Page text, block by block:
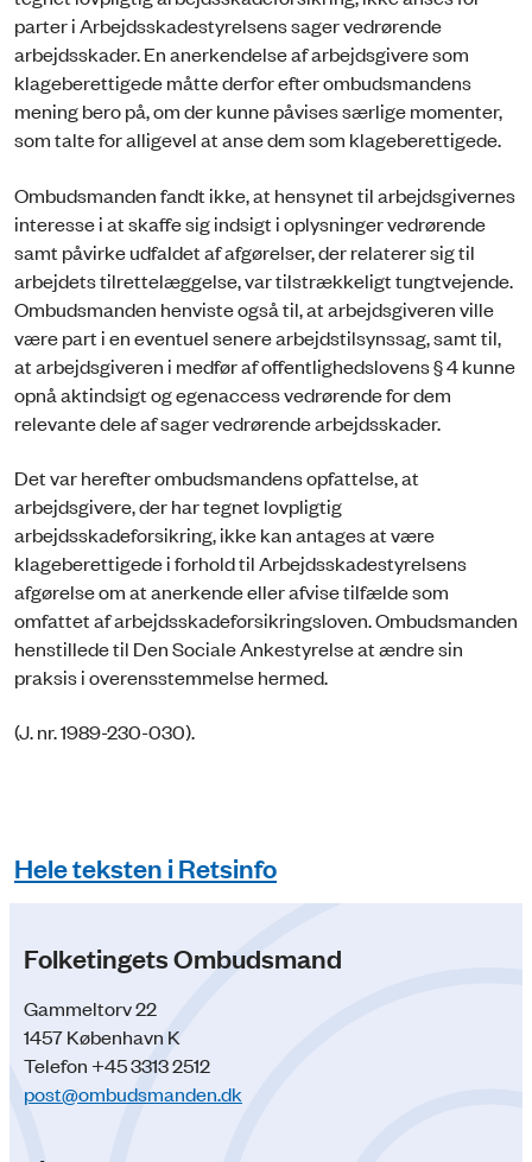
parter i Arbejdsskadestyrelsens sager vedrørende
arbejdsskader. En anerkendelse af arbejdsgivere som
klageberettigede måtte derfor efter ombudsmandens
mening bero på, om der kunne påvises særlige momenter,
som talte for alligevel at anse dem som klageberettigede.
Ombudsmanden fandt ikke, at hensynet til arbejdsgivernes
interesse i at skaffe sig indsigt i oplysninger vedrørende
samt påvirke udfaldet af afgørelser, der relaterer sig til
arbejdets tilrettelæggelse, var tilstrækkeligt tungtvejende.
Ombudsmanden henviste også til, at arbejdsgiveren ville
være part i en eventuel senere arbejdstilsynssag, samt til,
at arbejdsgiveren i medfør af offentlighedslovens § 4 kunne
opnå aktindsigt og egenaccess vedrørende for dem
relevante dele af sager vedrørende arbejdsskader.
Det var herefter ombudsmandens opfattelse, at
arbejdsgivere, der har tegnet lovpligtig
arbejdsskadeforsikring, ikke kan antages at være
klageberettigede i forhold til Arbejdsskadestyrelsens
afgørelse om at anerkende eller afvise tilfælde som
omfattet af arbejdsskadeforsikringsloven. Ombudsmanden
henstillede til Den Sociale Ankestyrelse at ændre sin
praksis i overensstemmelse hermed.
(J. nr. 1989-230-030).
Hele teksten i Retsinfo
Folketingets Ombudsmand
Gammeltorv 22
1457 København K
Telefon +45 3313 2512
post@ombudsmanden.dk